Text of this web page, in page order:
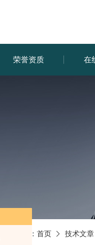
荣誉资质 在
当前位置： 首页 技术文章